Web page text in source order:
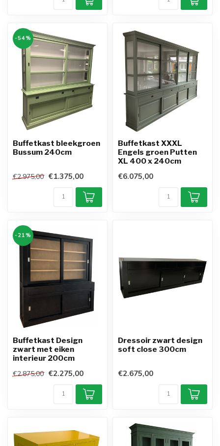
-54%
Buffetkast bleekgroen
Bussum 240cm
€2.975,00 €1.375,00
Buffetkast XXXL
Engels groen Putten
XL 400 x 240cm
€6.075,00
-21%
Buffetkast Design
zwart met eiken
interieur 200cm
€2.875,00 €2.275,00
Dressoir zwart design
soft close 300cm
€2.675,00